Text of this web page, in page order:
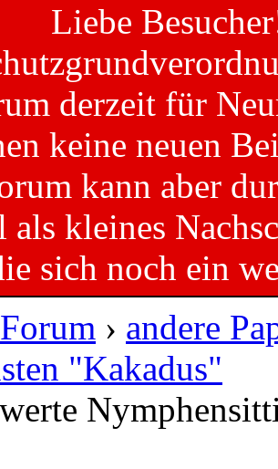
Liebe
derzeit für
keine neuen
kann aber
als kleines
sich noch ein
› andere
"Kakadus"